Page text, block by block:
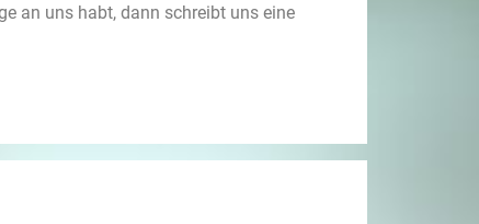
an uns habt, dann schreibt uns eine